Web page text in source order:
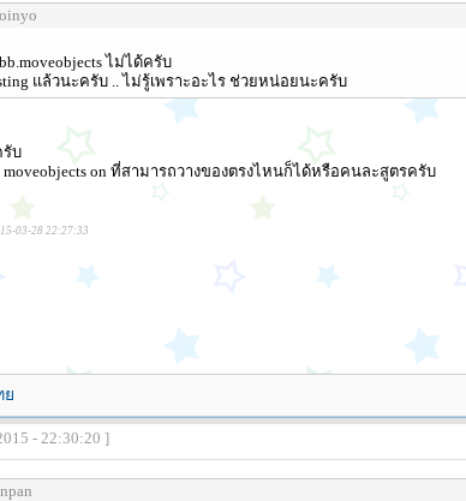
ไม่ได้ครับ
แล้วนะครับ .. ไม่รู้เพราะอะไร ช่วยหน่อยนะครับ
บ
on ที่สามารถวางของตรงไหนก็ได้หรือคนละสูตรครับ
03-28 22:27:33
ย
- 22:30:20 ]